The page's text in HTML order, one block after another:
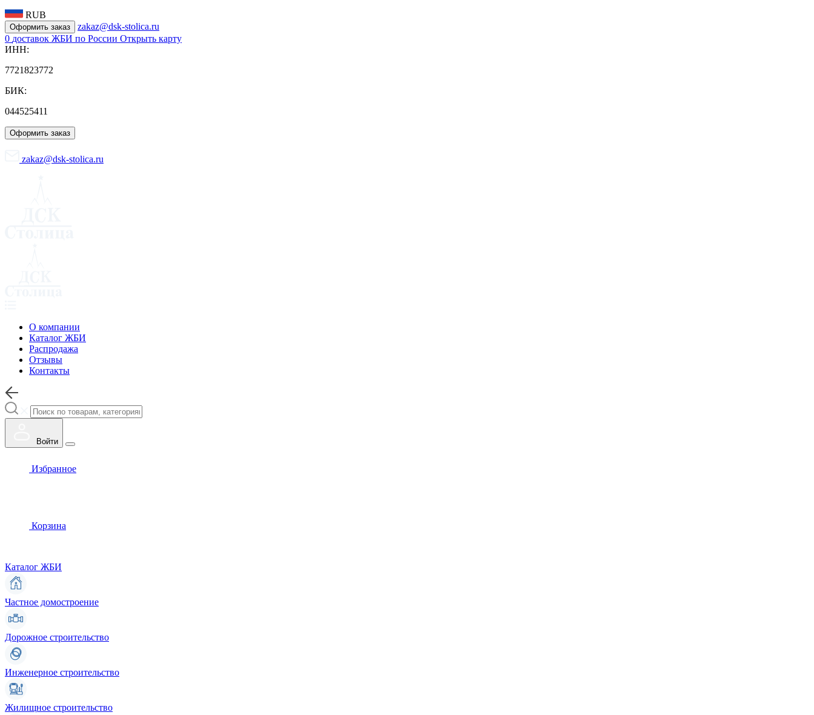
RUB
Оформить заказ
zakaz@dsk-stolica.ru
0 доставок ЖБИ по России Открыть карту
ИНН:
7721823772
БИК:
044525411
Оформить заказ
zakaz@dsk-stolica.ru
О компании
Каталог ЖБИ
Распродажа
Отзывы
Контакты
Войти
Избранное
Корзина
Каталог ЖБИ
Частное домостроение
Дорожное строительство
Инженерное строительство
Жилищное строительство